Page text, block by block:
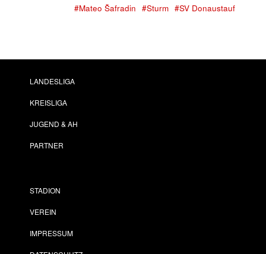
#Mateo Šafradin #Sturm #SV Donaustauf
LANDESLIGA
KREISLIGA
JUGEND & AH
PARTNER
STADION
VEREIN
IMPRESSUM